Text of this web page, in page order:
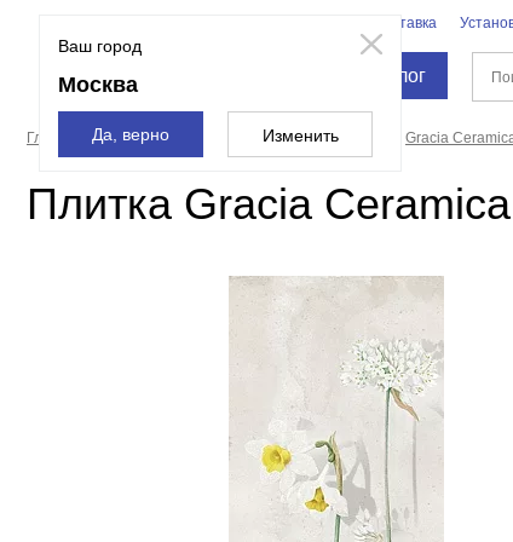
Ваш город
Москва
Да, верно Изменить
Доставка
Каталог
Главная страница Керамическая плитка Gracia
Плитка Gracia